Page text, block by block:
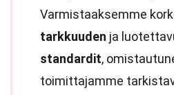
Varmistaaksemme
tarkkuuden ja
standardit,
toimittajamme